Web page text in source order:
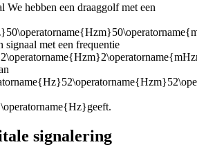
We hebben een draaggolf met een
signaal met een frequentie
geeft.
signalering